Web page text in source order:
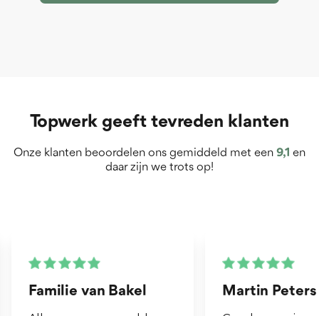
Topwerk geeft tevreden klanten
Onze klanten beoordelen ons gemiddeld met een 9,1 en
daar zijn we trots op!
Martin Peters Henk van